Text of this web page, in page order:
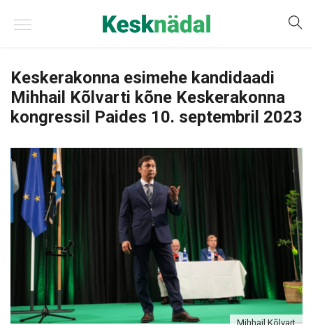
Keskerakonna esimehe kandidaadi
Mihhail Kõlvarti kõne Keskerakonna
kongressil Paides 10. septembril 2023
Mihhail Kõlvart